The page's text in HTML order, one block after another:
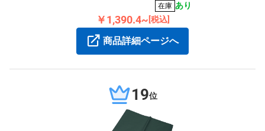
在庫 あり
￥1,390.4~ [税込]
商品詳細ページへ
19位